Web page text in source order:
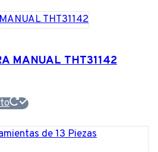
MANUAL THT31142